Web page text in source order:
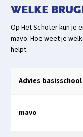
WELKE
Op Het Schoter kun je
mavo. Hoe weet je
helpt.
Advies basisschool
mavo